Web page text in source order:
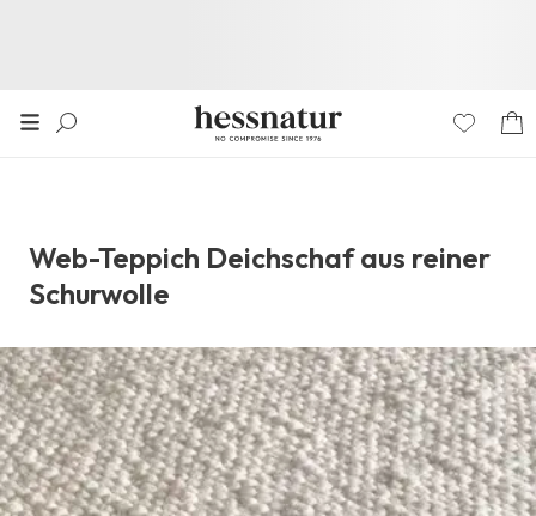
Web-Teppich Deichschaf aus reiner
Schurwolle